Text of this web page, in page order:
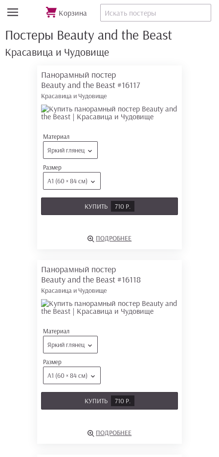
Корзина
Постеры Beauty and the Beast
Красавица и Чудовище
Панорамный постер
Beauty and the Beast #16117
Красавица и Чудовище
Материал
Яркий глянец
Размер
А1 (60 × 84 см)
КУПИТЬ 710 Р.
ПОДРОБНЕЕ
Панорамный постер
Beauty and the Beast #16118
Красавица и Чудовище
Материал
Яркий глянец
Размер
А1 (60 × 84 см)
КУПИТЬ 710 Р.
ПОДРОБНЕЕ